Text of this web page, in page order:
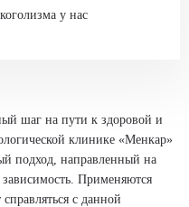
у нас
шаг на пути к здоровой и
клинике «Менкар»
подход, направленный на
Применяются
с данной